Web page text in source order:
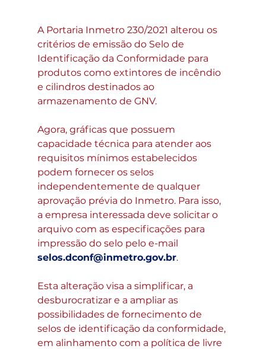
A Portaria Inmetro 230/2021 alterou os
critérios de emissão do Selo de
Identificação da Conformidade para
produtos como extintores de incêndio
e cilindros destinados ao
armazenamento de GNV.
Agora, gráficas que possuem
capacidade técnica para atender aos
requisitos mínimos estabelecidos
podem fornecer os selos
independentemente de qualquer
aprovação prévia do Inmetro. Para isso,
a empresa interessada deve solicitar o
arquivo com as especificações para
impressão do selo pelo e-mail
selos.dconf@inmetro.gov.br.
Esta alteração visa a simplificar, a
desburocratizar e a ampliar as
possibilidades de fornecimento de
selos de identificação da conformidade,
em alinhamento com a política de livre